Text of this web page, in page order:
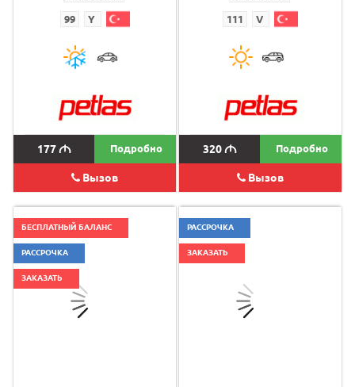
99 Y
177M Подробно
Вызов
111 V
320M Подробно
Вызов
БЕСПЛАТНЫЙ БАЛАНС
РАССРОЧКА
ЗАКАЗАТЬ
РАССРОЧКА
ЗАКАЗАТЬ